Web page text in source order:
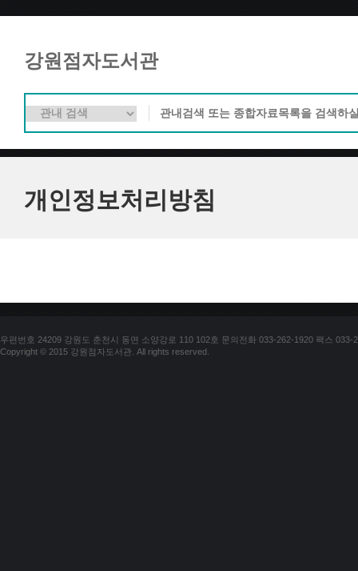
강원점자도서관
개인정보처리방침
우편번호 24209 강원도 춘천시 동면 소양강로 110 102호 문의전화 033-262-1920 팩스 033-
Copyright © 2015 강원점자도서관. All rights reserved.